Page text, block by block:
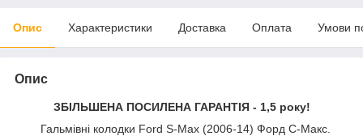
Опис Характеристики Доставка Оплата Умови
Опис
ЗБІЛЬШЕНА ПОСИЛЕНА ГАРАНТІЯ - 1,5 року!
Гальмівні колодки Ford S-Max (2006-14) Форд С-Макс.